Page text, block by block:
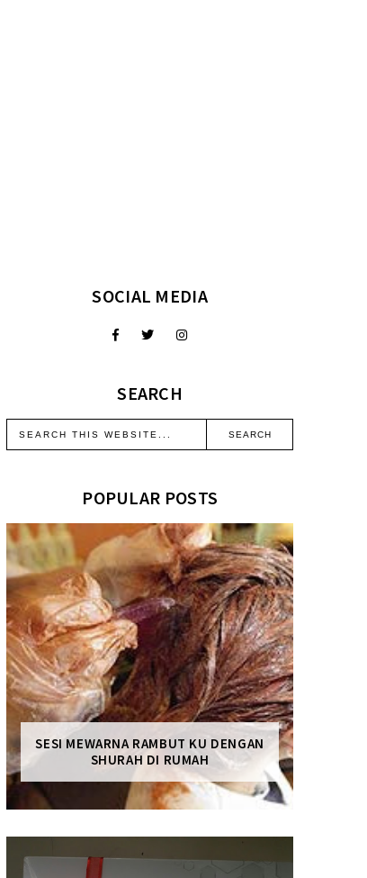
SOCIAL MEDIA
SEARCH
POPULAR POSTS
SESI MEWARNA RAMBUT KU DENGAN
SHURAH DI RUMAH